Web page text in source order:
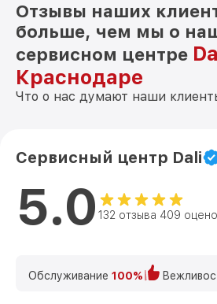
Отзывы наших
больше, чем мы о
сервисном центре
Краснодаре
Что о нас думают наши
Сервисный центр Dali
5.0 132 отзыва 409
Обслуживание 100%